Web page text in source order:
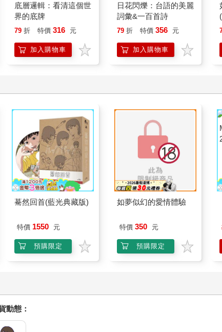
底層邏輯：看清這個世
界的底牌
79 折 特價 316 元
加入購物車
日花閃爍：台語的美麗
詞彙&一百首詩
79 折 特價 356 元
加入購物車
驀然回首(藍光典藏版)
特價 1550 元
預購限定
如夢似幻的愛情體驗
特價 350 元
預購限定
動態：